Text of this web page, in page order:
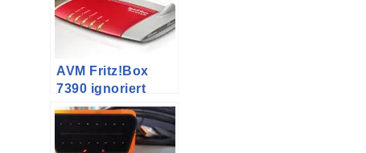
AVM Fritz!Box
7390 ignoriert
Zeitumstellung